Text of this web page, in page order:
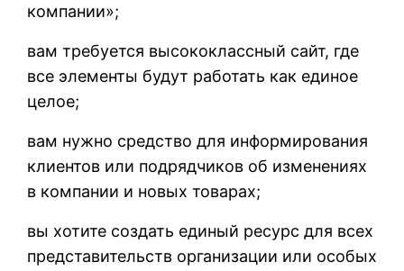
компании»;
вам требуется высококлассный сайт, где
все элементы будут работать как единое
целое;
вам нужно средство для информирования
клиентов или подрядчиков об изменениях
в компании и новых товарах;
вы хотите создать единый ресурс для всех
представительств организации или особых